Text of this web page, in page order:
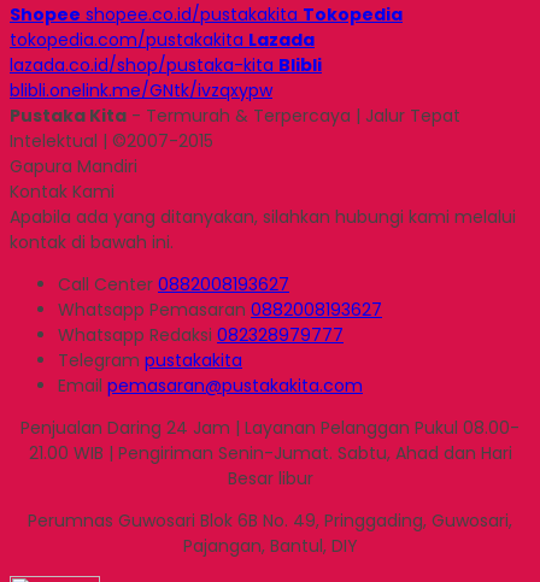
Shopee shopee.co.id/pustakakita Tokopedia
tokopedia.com/pustakakita Lazada
lazada.co.id/shop/pustaka-kita Blibli
blibli.onelink.me/GNtk/ivzqxypw
Pustaka Kita - Termurah & Terpercaya | Jalur Tepat
Intelektual | ©2007-2015
Gapura Mandiri
Kontak Kami
Apabila ada yang ditanyakan, silahkan hubungi kami melalui
kontak di bawah ini.
Call Center 0882008193627
Whatsapp Pemasaran 0882008193627
Whatsapp Redaksi 082328979777
Telegram pustakakita
Email pemasaran@pustakakita.com
Penjualan Daring 24 Jam | Layanan Pelanggan Pukul 08.00-
21.00 WIB | Pengiriman Senin-Jumat. Sabtu, Ahad dan Hari
Besar libur
Perumnas Guwosari Blok 6B No. 49, Pringgading, Guwosari,
Pajangan, Bantul, DIY